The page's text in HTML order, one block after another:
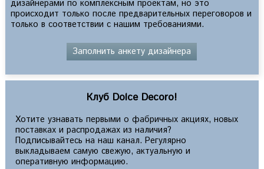
дизайнерами по комплексным проектам, но это
происходит только после предварительных переговоров и
только в соответствии с нашим требованиями.
Заполнить анкету дизайнера
Клуб Dolce Decoro!
Хотите узнавать первыми о фабричных акциях, новых
поставках и распродажах из наличия?
Подписывайтесь на наш канал. Регулярно
выкладываем самую свежую, актуальную и
оперативную информацию.